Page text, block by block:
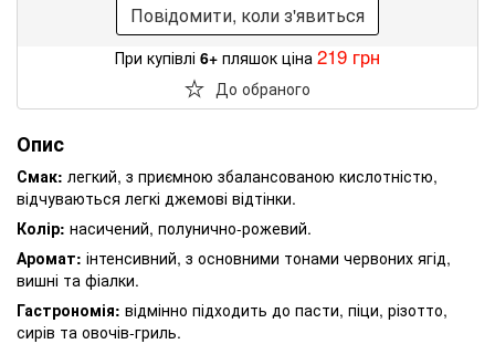
Повідомити, коли з'явиться
При купівлі 6+ пляшок ціна 219 грн
До обраного
Опис
Смак: легкий, з приємною збалансованою кислотністю,
відчуваються легкі джемові відтінки.
Колір: насичений, полунично-рожевий.
Аромат: інтенсивний, з основними тонами червоних ягід,
вишні та фіалки.
Гастрономія: відмінно підходить до пасти, піци, різотто,
сирів та овочів-гриль.